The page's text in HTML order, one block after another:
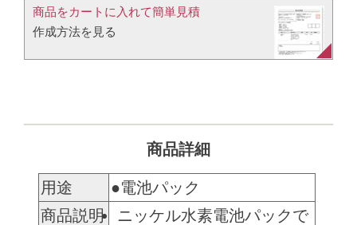
商品をカートに入れて簡単見積​
作成方法を見る​​
商品詳細
用途
●電池パック
商品説明
ニッケル水素電池パックで